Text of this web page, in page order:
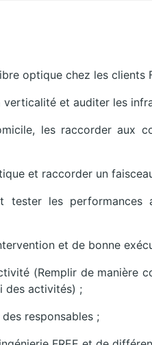
optique chez les clients
et auditer les
les raccorder aux
et raccorder un
tester les performances
et de bonne
(Remplir de manière
des activités) ;
responsables ;